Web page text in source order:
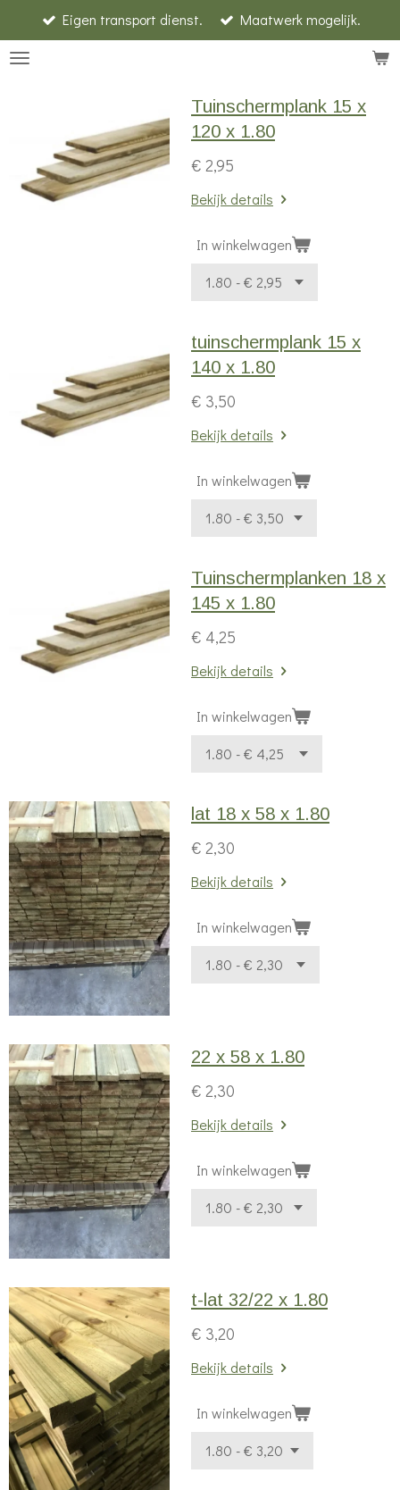
direct
Eigen transport dienst. Maatwerk mogelijk.
Tuinschermplank 15 x
120 x 1.80
€ 2,95
Bekijk details
In winkelwagen
tuinschermplank 15 x
140 x 1.80
€ 3,50
Bekijk details
In winkelwagen
Tuinschermplanken 18 x
145 x 1.80
€ 4,25
Bekijk details
In winkelwagen
lat 18 x 58 x 1.80
€ 2,30
Bekijk details
In winkelwagen
22 x 58 x 1.80
€ 2,30
Bekijk details
In winkelwagen
t-lat 32/22 x 1.80
€ 3,20
Bekijk details
In winkelwagen